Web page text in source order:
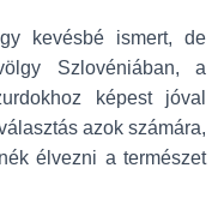
kevésbé ismert, de
Szlovéniában, a
képest jóval
azok számára,
élvezni a természet